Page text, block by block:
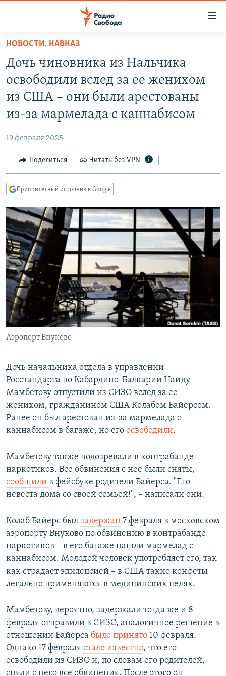
упрощенного
доступа
Вернуться
основному
содержанию
навигации
Вернутся
ПОДКАСТЫ
АВТОРСКИЕ ПРОЕКТЫ
КУЛЬТУРА
IDEL.РЕАЛИИ
КАВКАЗ.РЕАЛИИ
СИБИРЬ.РЕАЛИИ
РАСПИСАНИЕ ВЕЩАНИЯ
ПОДПИШИТЕСЬ НА РАССЫЛКУ
СОЦИАЛЬНЫЕ СЕТИ
НОВОСТИ. КАВКАЗ
Дочь чиновника из Нальчика
освободили вслед за ее женихом
из США – они были арестованы
из-за мармелада с каннабисом
19 февраля 2025
Поделиться Читать без VPN
Приоритетный источник в Google
Аэропорт Внуково
Дочь начальника отдела в управлении
Росстандарта по Кабардино-Балкарии Наиду
Мамбетову отпустили из СИЗО вслед за ее
женихом, гражданином США Колабом Байерсом.
Ранее он был арестован из-за мармелада с
каннабисом в багаже, но его освободили.
Мамбетову также подозревали в контрабанде
наркотиков. Все обвинения с нее были сняты,
сообщили в фейсбуке родители Байерса. "Его
невеста дома со своей семьей!", – написали они.
Колаб Байерс был задержан 7 февраля в московском
аэропорту Внуково по обвинению в контрабанде
наркотиков – в его багаже нашли мармелад с
каннабисом. Молодой человек употребляет его, так
как страдает эпилепсией – в США такие конфеты
легально применяются в медицинских целях.
Мамбетову, вероятно, задержали тогда же и 8
февраля отправили в СИЗО, аналогичное решение в
отношении Байерса было принято 10 февраля.
Однако 17 февраля стало известно, что его
освободили из СИЗО и, по словам его родителей,
сняли с него все обвинения. После этого он